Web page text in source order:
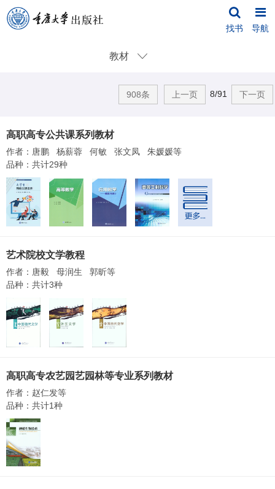
找书 导航
教材
908条 上一页 8/91 下一页
高职高专公共课系列教材
作者：唐鹏 杨薪蓉 何敏 张文凤 朱媛媛等
品种：共计29种
艺术院校文学教程
作者：唐毅 母润生 郭昕等
品种：共计3种
高职高专农艺园艺园林等专业系列教材
作者：赵仁发等
品种：共计1种